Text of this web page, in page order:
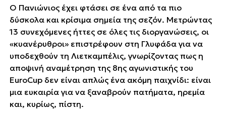
Ο Πανιώνιος έχει φτάσει σε ένα από τα πιο
δύσκολα και κρίσιμα σημεία της σεζόν. Μετρώντας
13 συνεχόμενες ήττες σε όλες τις διοργανώσεις, οι
«κυανέρυθροι» επιστρέφουν στη Γλυφάδα για να
υποδεχθούν τη Λιετκαμπέλις, γνωρίζοντας πως η
αποψινή αναμέτρηση της 8ης αγωνιστικής του
EuroCup δεν είναι απλώς ένα ακόμη παιχνίδι: είναι
μια ευκαιρία για να ξαναβρούν πατήματα, ηρεμία
και, κυρίως, πίστη.